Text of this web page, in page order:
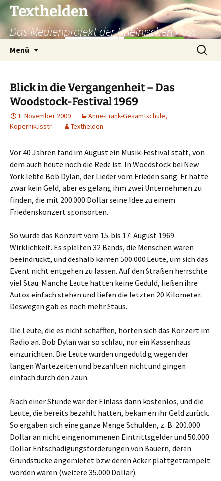
Texthelden
Das Medienprojekt der Rheinischen Post
Menü
Suchen
nach:
Blick in die Vergangenheit – Das
Woodstock-Festival 1969
1. November 2009
Anne-Frank-Gesamtschule,
Kopernikusstr.
Texthelden
Vor 40 Jahren fand im August ein Musik-Festival statt, von
dem auch heute noch die Rede ist. In Woodstock bei New
York lebte Bob Dylan, der Lieder vom Frieden sang. Er hatte
zwar kein Geld, aber es gelang ihm zwei Unternehmen zu
finden, die mit 200.000 Dollar seine Idee zu einem
Friedenskonzert sponsorten.
So wurde das Konzert vom 15. bis 17. August 1969
Wirklichkeit. Es spielten 32 Bands, die Menschen waren
beeindruckt, und deshalb kamen 500.000 Leute, um sich das
Event nicht entgehen zu lassen. Auf den Straßen herrschte
viel Stau. Manche Leute hatten keine Geduld, ließen ihre
Autos einfach stehen und liefen die letzten 20 Kilometer.
Deswegen gab es noch mehr Staus.
Die Leute, die es nicht schafften, hörten sich das Konzert im
Radio an. Bob Dylan war so schlau, nur ein Kassenhaus
einzurichten. Die Leute wurden ungeduldig wegen der
langen Wartezeiten und bezahlten nicht und gingen
einfach durch den Zaun.
Nach einer Stunde war der Einlass dann kostenlos, und die
Leute, die bereits bezahlt hatten, bekamen ihr Geld zurück.
So ergaben sich eine ganze Menge Schulden, z. B. 200.000
Dollar an nicht eingenommenen Eintrittsgelder und 50.000
Dollar Entschädigungsforderungen von Bauern, deren
Grundstücke angemietet bzw. deren Äcker plattgetrampelt
worden waren (weitere 35.000 Dollar).